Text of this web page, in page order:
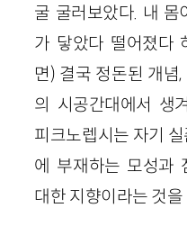
굴 굴러보았다. 내 몸
가 닿았다 떨어졌다
면) 결국 정돈된 개념
의 시공간대에서 생
피크노렙시는 자기
에 부재하는 모성과
대한 지향이라는 것